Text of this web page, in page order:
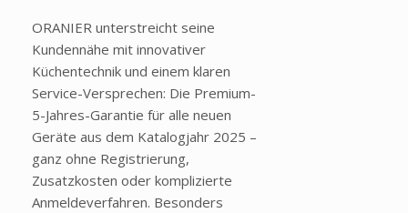
ORANIER unterstreicht seine
Kundennähe mit innovativer
Küchentechnik und einem klaren
Service-Versprechen: Die Premium-
5-Jahres-Garantie für alle neuen
Geräte aus dem Katalogjahr 2025 –
ganz ohne Registrierung,
Zusatzkosten oder komplizierte
Anmeldeverfahren. Besonders